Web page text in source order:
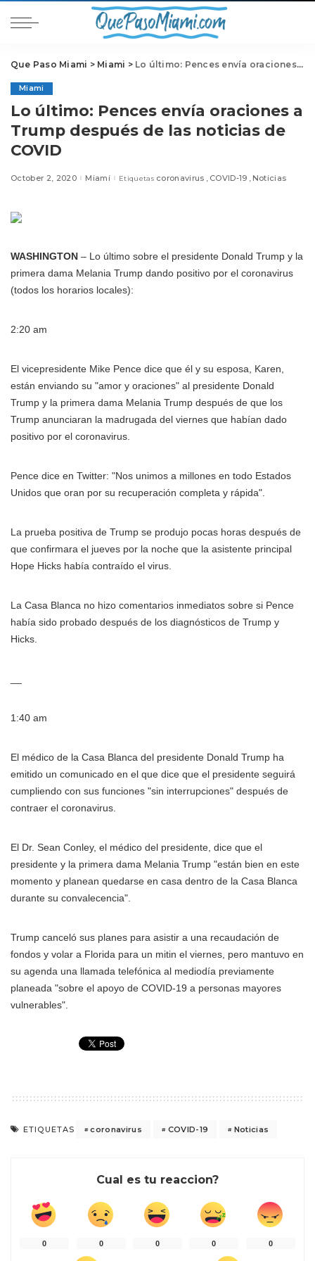
Que Paso Miami > Miami > Lo último: Pences envía oraciones a Trump después de las noticias de COVID
Miami
Lo último: Pences envía oraciones a
Trump después de las noticias de
COVID
October 2, 2020 Miami Etiquetas coronavirus COVID-19 Noticias
WASHINGTON – Lo último sobre el presidente Donald Trump y la
primera dama Melania Trump dando positivo por el coronavirus
(todos los horarios locales):
2:20 am
El vicepresidente Mike Pence dice que él y su esposa, Karen,
están enviando su "amor y oraciones" al presidente Donald
Trump y la primera dama Melania Trump después de que los
Trump anunciaran la madrugada del viernes que habían dado
positivo por el coronavirus.
Pence dice en Twitter: "Nos unimos a millones en todo Estados
Unidos que oran por su recuperación completa y rápida".
La prueba positiva de Trump se produjo pocas horas después de
que confirmara el jueves por la noche que la asistente principal
Hope Hicks había contraído el virus.
La Casa Blanca no hizo comentarios inmediatos sobre si Pence
había sido probado después de los diagnósticos de Trump y
Hicks.
1:40 am
El médico de la Casa Blanca del presidente Donald Trump ha
emitido un comunicado en el que dice que el presidente seguirá
cumpliendo con sus funciones "sin interrupciones" después de
contraer el coronavirus.
El Dr. Sean Conley, el médico del presidente, dice que el
presidente y la primera dama Melania Trump "están bien en este
momento y planean quedarse en casa dentro de la Casa Blanca
durante su convalecencia".
Trump canceló sus planes para asistir a una recaudación de
fondos y volar a Florida para un mitin el viernes, pero mantuvo en
su agenda una llamada telefónica al mediodía previamente
planeada "sobre el apoyo de COVID-19 a personas mayores
vulnerables".
ETIQUETAS coronavirus COVID-19 Noticias
Cual es tu reaccion?
0 0 0 0 0